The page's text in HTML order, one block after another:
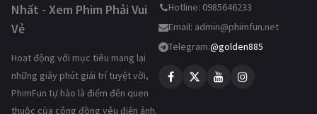
Nhất - Xem Phim Phải Vui
Vẻ
Hoạt động với mục tiêu mang lại
những giây phút giải trí tuyệt vời,
PhimFun tự hào là điểm đến quen
thuộc của cộng đồng yêu điện ảnh.
Hotline: 0985646233
Email: admin@phimfun.net
Telegram:@golden885